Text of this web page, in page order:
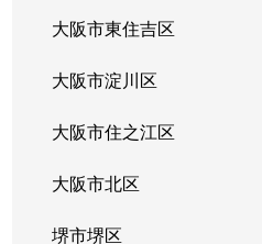
大阪市東住吉区
大阪市淀川区
大阪市住之江区
大阪市北区
堺市堺区